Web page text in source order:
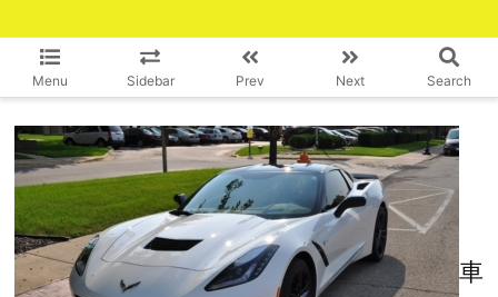
Menu Sidebar Prev Next Search
車